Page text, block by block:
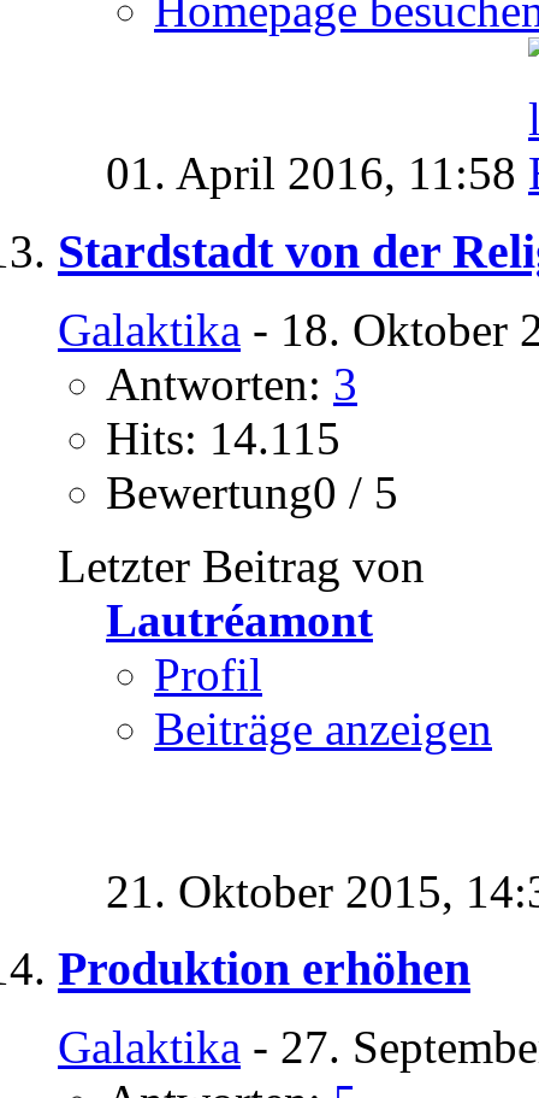
Homepage
01. April 2016, 11:58
Stardstadt von der
Galaktika - 18. Oktober
Antworten: 3
Hits: 14.115
Bewertung0 / 5
Letzter Beitrag von
Lautréamont
Profil
Beiträge anzeigen
21. Oktober 2015,
Produktion erhöhen
Galaktika - 27.